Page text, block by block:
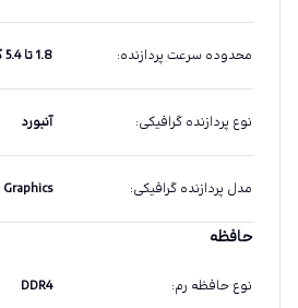
محدوده سرعت پردازنده: 1.8 تا 5.4 گیگاهرتز
نوع پردازنده گرافیکی: آنبورد
مدل پردازنده گرافیکی:
حافظه
نوع حافظه رم:
DDR4